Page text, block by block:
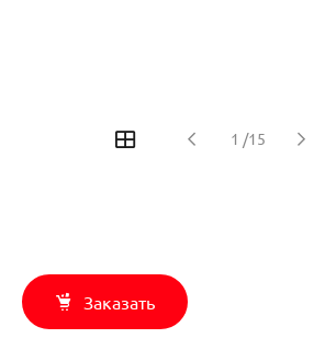
1 /15
Заказать